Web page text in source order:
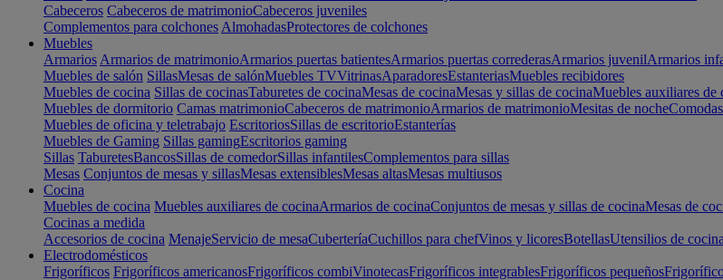
Cabeceros Cabeceros de matrimonioCabeceros juveniles
Complementos para colchones AlmohadasProtectores de colchones
Muebles
Armarios Armarios de matrimonioArmarios puertas batientesArmarios puertas correderasArmarios juvenilArmarios
Muebles de salón SillasMesas de salónMuebles TVVitrinasAparadoresEstanteriasMuebles recibidores
Muebles de cocina Sillas de cocinasTaburetes de cocinaMesas de cocinaMesas y sillas de cocinaMuebles auxiliares de
Muebles de dormitorio Camas matrimonioCabeceros de matrimonioArmarios de matrimonioMesitas de nocheComodas
Muebles de oficina y teletrabajo EscritoriosSillas de escritorioEstanterías
Muebles de Gaming Sillas gamingEscritorios gaming
Sillas TaburetesBancosSillas de comedorSillas infantilesComplementos para sillas
Mesas Conjuntos de mesas y sillasMesas extensiblesMesas altasMesas multiusos
Cocina
Muebles de cocina Muebles auxiliares de cocinaArmarios de cocinaConjuntos de mesas y sillas de cocinaMesas de
Cocinas a medida
Accesorios de cocina MenajeServicio de mesaCuberteríaCuchillos para chefVinos y licoresBotellasUtensilios de cocina
Electrodomésticos
Frigoríficos Frigoríficos americanosFrigoríficos combiVinotecasFrigoríficos integrablesFrigoríficos pequeños